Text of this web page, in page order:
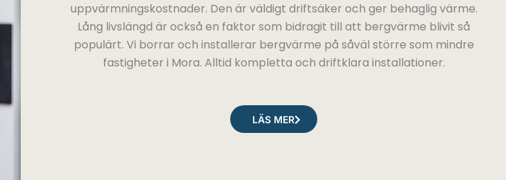
uppvärmningskostnader. Den är väldigt driftsäker och ger behaglig värme.
Lång livslängd är också en faktor som bidragit till att bergvärme blivit så
populärt. Vi borrar och installerar bergvärme på såväl större som mindre
fastigheter i Mora. Alltid kompletta och driftklara installationer.
LÄS MER